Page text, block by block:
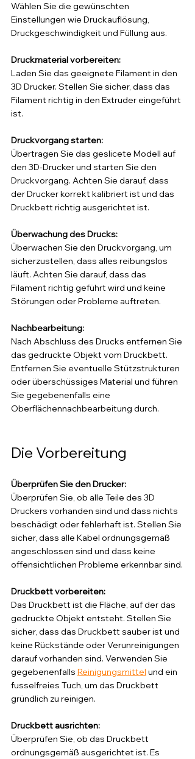
Wählen Sie die gewünschten
Einstellungen wie Druckauflösung,
Druckgeschwindigkeit und Füllung aus.
Druckmaterial vorbereiten:
Laden Sie das geeignete Filament in den
3D Drucker. Stellen Sie sicher, dass das
Filament richtig in den Extruder eingeführt
ist.
Druckvorgang starten:
Übertragen Sie das geslicete Modell auf
den 3D-Drucker und starten Sie den
Druckvorgang. Achten Sie darauf, dass
der Drucker korrekt kalibriert ist und das
Druckbett richtig ausgerichtet ist.
Überwachung des Drucks:
Überwachen Sie den Druckvorgang, um
sicherzustellen, dass alles reibungslos
läuft. Achten Sie darauf, dass das
Filament richtig geführt wird und keine
Störungen oder Probleme auftreten.
Nachbearbeitung:
Nach Abschluss des Drucks entfernen Sie
das gedruckte Objekt vom Druckbett.
Entfernen Sie eventuelle Stützstrukturen
oder überschüssiges Material und führen
Sie gegebenenfalls eine
Oberflächennachbearbeitung durch.
Die Vorbereitung
Überprüfen Sie den Drucker:
Überprüfen Sie, ob alle Teile des 3D
Druckers vorhanden sind und dass nichts
beschädigt oder fehlerhaft ist. Stellen Sie
sicher, dass alle Kabel ordnungsgemäß
angeschlossen sind und dass keine
offensichtlichen Probleme erkennbar sind.
Druckbett vorbereiten:
Das Druckbett ist die Fläche, auf der das
gedruckte Objekt entsteht. Stellen Sie
sicher, dass das Druckbett sauber ist und
keine Rückstände oder Verunreinigungen
darauf vorhanden sind. Verwenden Sie
gegebenenfalls Reinigungsmittel und ein
fusselfreies Tuch, um das Druckbett
gründlich zu reinigen.
Druckbett ausrichten:
Überprüfen Sie, ob das Druckbett
ordnungsgemäß ausgerichtet ist. Es